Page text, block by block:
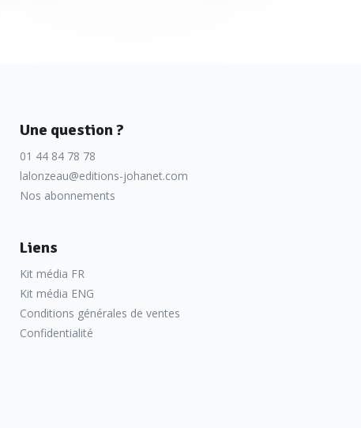
Une question ?
01 44 84 78 78
lalonzeau@editions-johanet.com
Nos abonnements
Liens
Kit média FR
Kit média ENG
Conditions générales de ventes
Confidentialité